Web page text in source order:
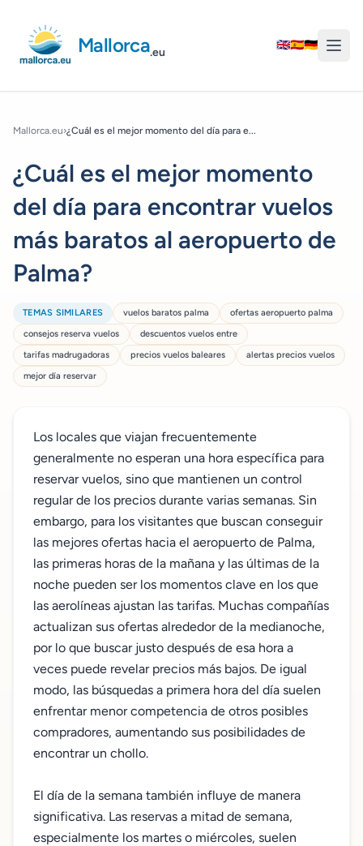
Mallorca.eu
🇬🇧🇪🇸🇩🇪
Mallorca.eu›¿Cuál es el mejor momento del día para e...
¿Cuál es el mejor momento
del día para encontrar vuelos
más baratos al aeropuerto de
Palma?
TEMAS SIMILARES vuelos baratos palma
ofertas aeropuerto palma
consejos reserva vuelos
descuentos vuelos entre
tarifas madrugadoras
precios vuelos baleares
alertas precios vuelos
mejor día reservar
Los locales que viajan frecuentemente
generalmente no esperan una hora específica para
reservar vuelos, sino que mantienen un control
regular de los precios durante varias semanas. Sin
embargo, para los visitantes que buscan conseguir
las mejores ofertas hacia el aeropuerto de Palma,
las primeras horas de la mañana y las últimas de la
noche pueden ser los momentos clave en los que
las aerolíneas ajustan las tarifas. Muchas compañías
actualizan sus ofertas alrededor de la medianoche,
por lo que buscar justo después de esa hora a
veces puede revelar precios más bajos. De igual
modo, las búsquedas a primera hora del día suelen
enfrentar menor competencia de otros posibles
compradores, aumentando sus posibilidades de
encontrar un chollo.
El día de la semana también influye de manera
significativa. Las reservas a mitad de semana,
especialmente los martes o miércoles, suelen